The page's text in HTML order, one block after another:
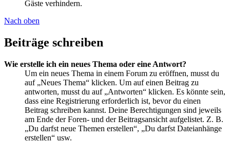
Gäste verhindern.
Nach oben
Beiträge schreiben
Wie erstelle ich ein neues Thema oder eine Antwort?
Um ein neues Thema in einem Forum zu eröffnen, musst du
auf „Neues Thema“ klicken. Um auf einen Beitrag zu
antworten, musst du auf „Antworten“ klicken. Es könnte sein,
dass eine Registrierung erforderlich ist, bevor du einen
Beitrag schreiben kannst. Deine Berechtigungen sind jeweils
am Ende der Foren- und der Beitragsansicht aufgelistet. Z. B.
„Du darfst neue Themen erstellen“, „Du darfst Dateianhänge
erstellen“ usw.